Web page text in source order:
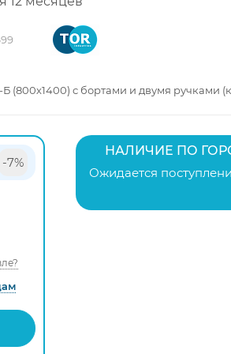
(800х1400) с бортами и двумя ручками
-7%
НАЛИЧИЕ ПО
Ожидается